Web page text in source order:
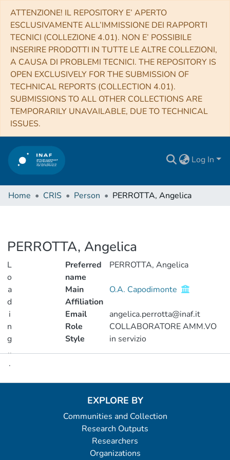
ATTENZIONE! IL REPOSITORY E’ APERTO
ESCLUSIVAMENTE ALL’IMMISSIONE DEI RAPPORTI
TECNICI (COLLEZIONE 4.01). NON E’ POSSIBILE
INSERIRE PRODOTTI IN TUTTE LE ALTRE COLLEZIONI,
A CAUSA DI PROBLEMI TECNICI. THE REPOSITORY IS
OPEN EXCLUSIVELY FOR THE SUBMISSION OF
TECHNICAL REPORTS (COLLECTION 4.01).
SUBMISSIONS TO ALL OTHER COLLECTIONS ARE
TEMPORARILY UNAVAILABLE, DUE TO TECHNICAL
ISSUES.
Log In
Home CRIS Person PERROTTA, Angelica
PERROTTA, Angelica
L
o
a
d
i
n
g
..
.
Loading...
Preferred
name
PERROTTA, Angelica
Main
Affiliation
O.A. Capodimonte
Email
angelica.perrotta@inaf.it
Role
COLLABORATORE AMM.VO
Style
in servizio
EXPLORE BY
Communities and Collection
Research Outputs
Researchers
Organizations